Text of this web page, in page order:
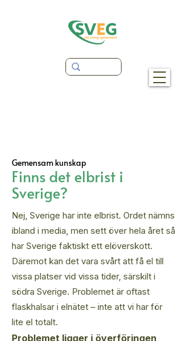
Gemensam kunskap
Finns det elbrist i
Sverige?
Nej, Sverige har inte elbrist. Ordet nämns
ibland i media, men sett över hela året så
har Sverige faktiskt ett elöverskott.
Däremot kan det vara svårt att få el till
vissa platser vid vissa tider, särskilt i
södra Sverige. Problemet är oftast
flaskhalsar i elnätet – inte att vi har för
lite el totalt.​
Problemet ligger i överföringen